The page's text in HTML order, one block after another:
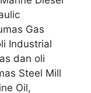
Gas
Industrial
dan oli
Steel Mill
Oil,